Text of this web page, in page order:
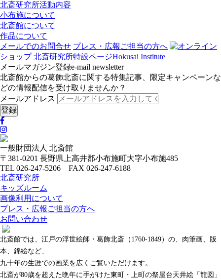
北斎研究所活動内容
小布施について
北斎館について
作品について
メールでのお問合せ プレス・広報ご担当の方へ
オンライン
ショップ 北斎研究所特設ページHokusai Institute
メールマガジン登録e-mail newsletter
北斎館からの葛飾北斎に関する特集記事、限定キャンペーンな
どの情報配信を受け取りませんか？
メールアドレス
一般財団法人 北斎館
〒381-0201 長野県上高井郡小布施町大字小布施485
TEL 026-247-5206 FAX 026-247-6188
北斎研究所
キッズルーム
画像利用について
プレス・広報ご担当の方へ
お問い合わせ
北斎館では、江戸の浮世絵師・葛飾北斎（1760-1849）の、肉筆画、版
本、錦絵など、
九十年の生涯での画業を広くご覧いただけます。
北斎が80歳を超えた晩年に手がけた東町・上町の祭屋台天井絵「龍図」